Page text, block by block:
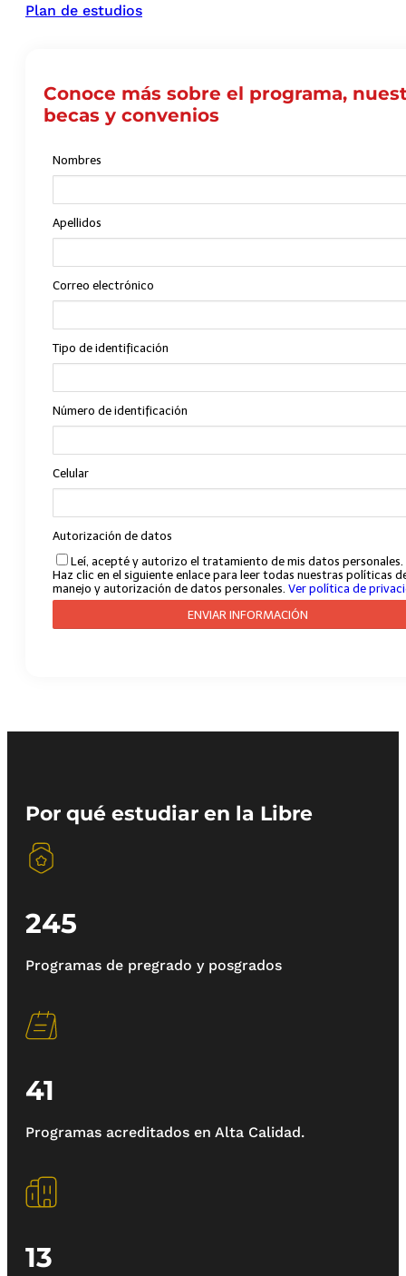
Plan de estudios
Conoce más sobre el programa,
becas y convenios
Por qué estudiar en la Libre
245
Programas de pregrado y posgrados
41
Programas acreditados en Alta Calidad.
13